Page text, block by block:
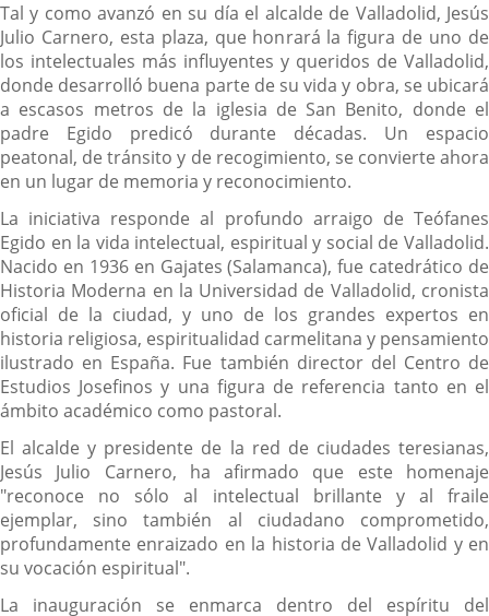
Tal y como avanzó en su día el alcalde de Valladolid, Jesús
Julio Carnero, esta plaza, que honrará la figura de uno de
los intelectuales más influyentes y queridos de Valladolid,
donde desarrolló buena parte de su vida y obra, se ubicará
a escasos metros de la iglesia de San Benito, donde el
padre Egido predicó durante décadas. Un espacio
peatonal, de tránsito y de recogimiento, se convierte ahora
en un lugar de memoria y reconocimiento.
La iniciativa responde al profundo arraigo de Teófanes
Egido en la vida intelectual, espiritual y social de Valladolid.
Nacido en 1936 en Gajates (Salamanca), fue catedrático de
Historia Moderna en la Universidad de Valladolid, cronista
oficial de la ciudad, y uno de los grandes expertos en
historia religiosa, espiritualidad carmelitana y pensamiento
ilustrado en España. Fue también director del Centro de
Estudios Josefinos y una figura de referencia tanto en el
ámbito académico como pastoral.
El alcalde y presidente de la red de ciudades teresianas,
Jesús Julio Carnero, ha afirmado que este homenaje
"reconoce no sólo al intelectual brillante y al fraile
ejemplar, sino también al ciudadano comprometido,
profundamente enraizado en la historia de Valladolid y en
su vocación espiritual".
La inauguración se enmarca dentro del espíritu del